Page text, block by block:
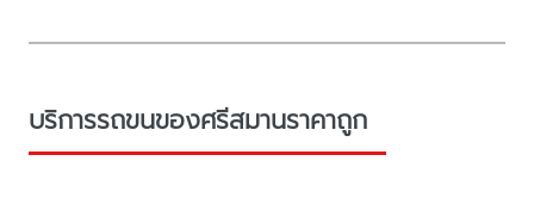
บริการรถขนของศรีสมานราคาถูก